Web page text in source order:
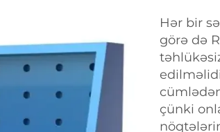
Hər bir
görə də
çünki